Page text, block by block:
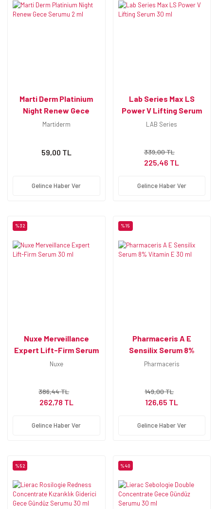
Marti Derm Platinium
Night Renew Gece
Serumu 2 ml
Martiderm
59,00 TL
Gelince Haber Ver
Lab Series Max LS
Power V Lifting Serum
30 ml
LAB Series
339,00 TL
225,46 TL
Gelince Haber Ver
%32
Nuxe Merveillance
Expert Lift-Firm Serum
30 ml
Nuxe
386,44 TL
262,78 TL
Gelince Haber Ver
%15
Pharmaceris A E
Sensilix Serum 8%
Vitamin E 30 ml
Pharmaceris
149,00 TL
126,65 TL
Gelince Haber Ver
%52 %40